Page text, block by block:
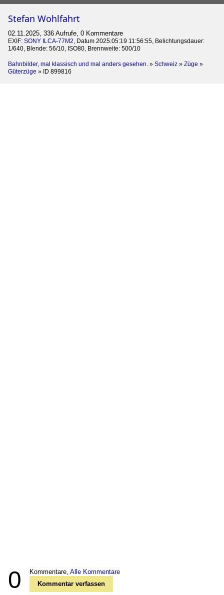
Stefan Wohlfahrt
02.11.2025, 336 Aufrufe, 0 Kommentare
EXIF: SONY ILCA-77M2, Datum 2025:05:19 11:56:55, Belichtungsdauer:
1/640, Blende: 56/10, ISO80, Brennweite: 500/10
Bahnbilder, mal klassisch und mal anders gesehen. » Schweiz » Züge »
Güterzüge » ID 899816
0 Kommentare, Alle Kommentare
Kommentar verfassen